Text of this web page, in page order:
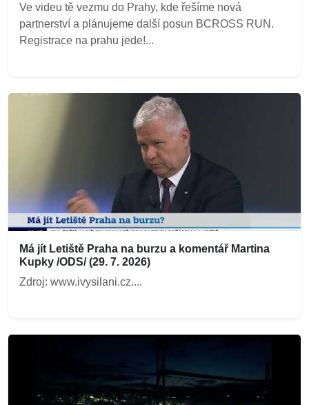
Ve videu tě vezmu do Prahy, kde řešíme nová
partnerství a plánujeme další posun BCROSS RUN.
Registrace na prahu jede!...
Má jít Letiště Praha na burzu a komentář Martina
Kupky /ODS/ (29. 7. 2026)
Zdroj: www.ivysilani.cz....